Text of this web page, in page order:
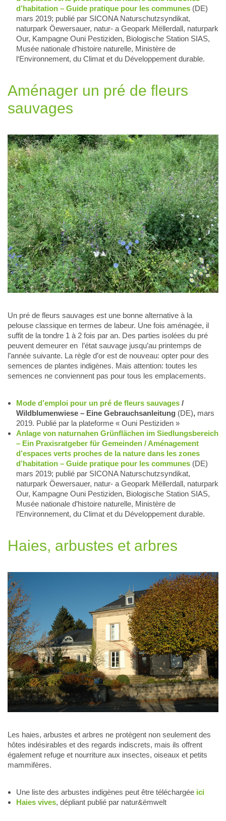
d’habitation – Guide pratique pour les communes (DE)
mars 2019; publié par SICONA Naturschutzsyndikat,
naturpark Öewersauer, natur- a Geopark Mëllerdall, naturpark
Our, Kampagne Ouni Pestiziden, Biologische Station SIAS,
Musée nationale d’histoire naturelle, Ministère de
l‘Environnement, du Climat et du Développement durable.
Aménager un pré de fleurs
sauvages
Un pré de fleurs sauvages est une bonne alternative à la
pelouse classique en termes de labeur. Une fois aménagée, il
suffit de la tondre 1 à 2 fois par an. Des parties isolées du pré
peuvent demeurer en l’état sauvage jusqu’au printemps de
l’année suivante. La règle d’or est de nouveau: opter pour des
semences de plantes indigènes. Mais attention: toutes les
semences ne conviennent pas pour tous les emplacements.
Mode d’emploi pour un pré de fleurs sauvages /
Wildblumenwiese – Eine Gebrauchsanleitung (DE), mars
2019. Publié par la plateforme « Ouni Pestiziden »
Anlage von naturnahen Grünflächen im Siedlungsbereich
– Ein Praxisratgeber für Gemeinden / Aménagement
d’espaces verts proches de la nature dans les zones
d’habitation – Guide pratique pour les communes (DE)
mars 2019; publié par SICONA Naturschutzsyndikat,
naturpark Öewersauer, natur- a Geopark Mëllerdall, naturpark
Our, Kampagne Ouni Pestiziden, Biologische Station SIAS,
Musée nationale d’histoire naturelle, Ministère de
l‘Environnement, du Climat et du Développement durable.
Haies, arbustes et arbres
Les haies, arbustes et arbres ne protègent non seulement des
hôtes indésirables et des regards indiscrets, mais ils offrent
également refuge et nourriture aux insectes, oiseaux et petits
mammifères.
Une liste des arbustes indigènes peut être téléchargée ici
Haies vives, dépliant publié par natur&ëmwelt